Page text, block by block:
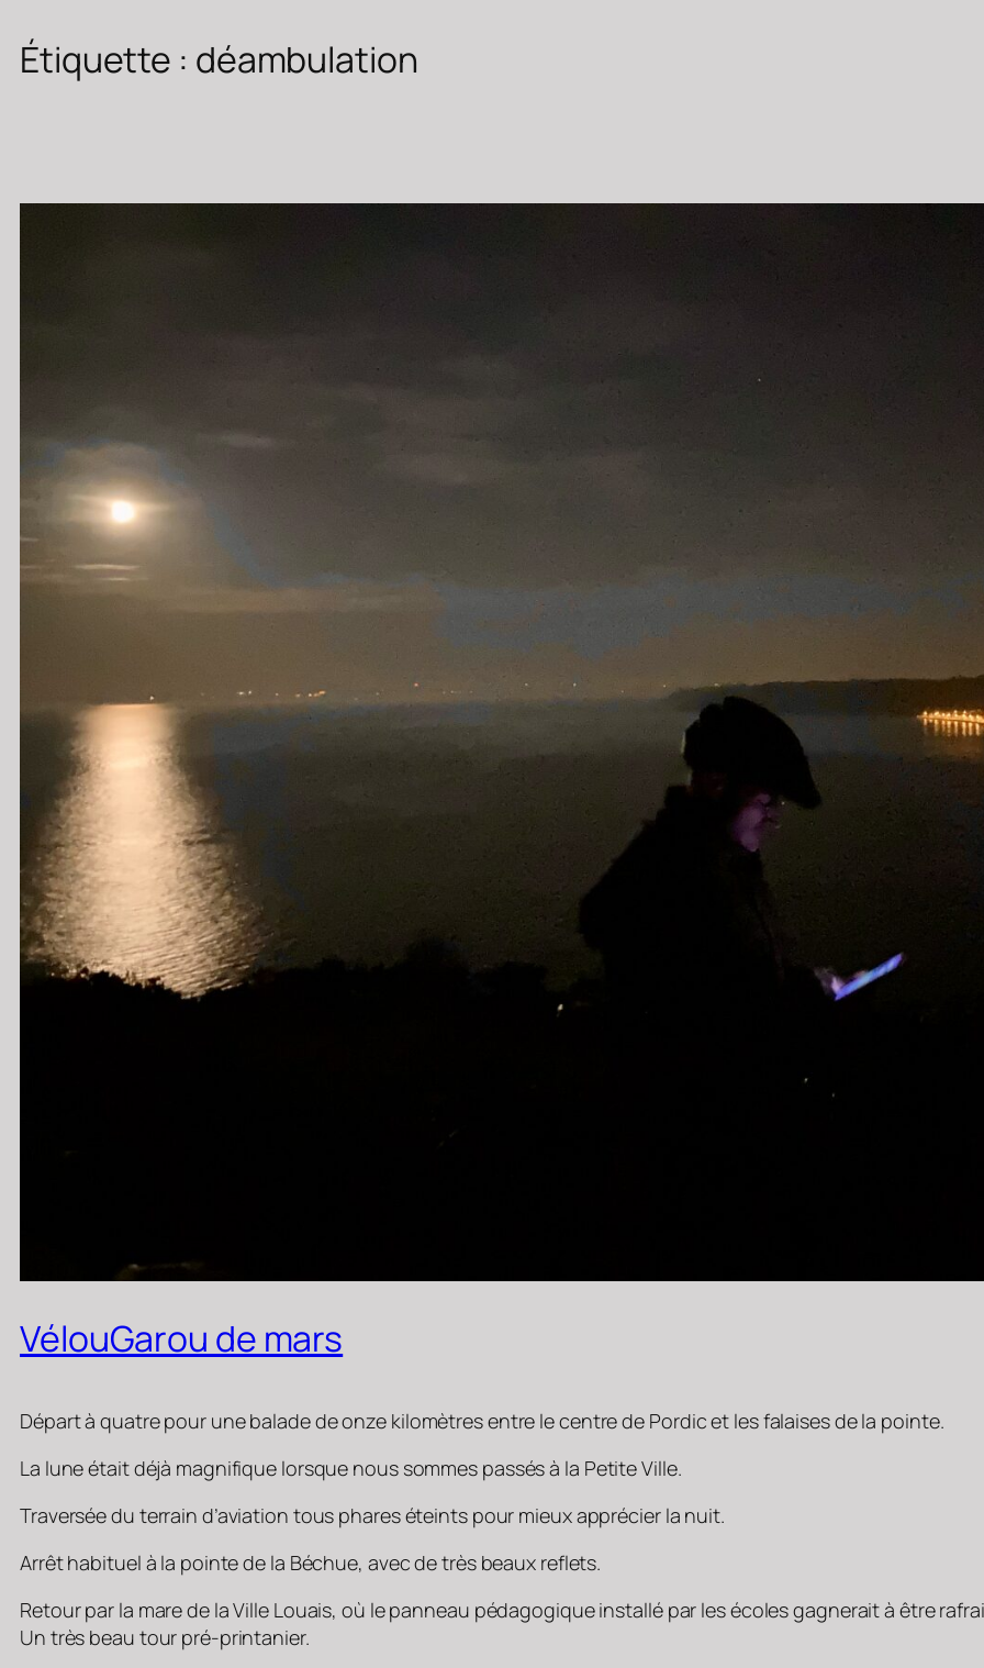
Étiquette : déambulation
VélouGarou de mars
Départ à quatre pour une balade de onze kilomètres entre le centre de Pordic et les falaises de la pointe.
La lune était déjà magnifique lorsque nous sommes passés à la Petite Ville.
Traversée du terrain d’aviation tous phares éteints pour mieux apprécier la nuit.
Arrêt habituel à la pointe de la Béchue, avec de très beaux reflets.
Retour par la mare de la Ville Louais, où le panneau pédagogique installé par les écoles gagnerait à être
Un très beau tour pré-printanier.